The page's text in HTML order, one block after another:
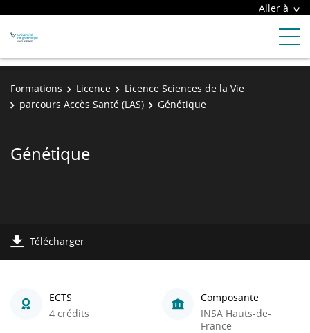
Aller à
Formations Licence
Licence Sciences de la Vie
parcours Accès Santé (LAS)
Génétique
Génétique
Télécharger
ECTS
4 crédits
Composante
INSA Hauts-de-
France